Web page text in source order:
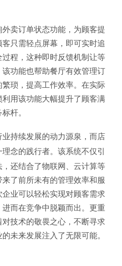
卖订单状态功能，为顾客提
只需轻点屏幕，即可实时追
程，这种即时反馈机制让等
功能也帮助餐厅有效管理订
琐，提高工作效率。在实际
用该功能大幅提升了顾客满
杆。
持续发展的动力源泉，而店
念的践行者。该系统不仅引
还结合了物联网、云计算等
了前所未有的管理效率和服
业可以轻松实现对顾客需求
而在竞争中脱颖而出。更重
技术的敬畏之心，不断寻求
未来发展注入了无限可能。